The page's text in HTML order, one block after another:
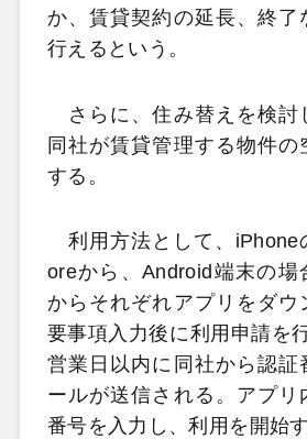
か、賃貸契約の延長、終了
行えるという。
さらに、住み替えを検討
同社が賃貸管理する物件の
する。
利用方法として、iPhone
oreから、Android端末の場
からそれぞれアプリをダウ
要事項入力後に利用申請を
営業日以内に同社から認証
ールが送信される。アプリ
番号を入力し、利用を開始す